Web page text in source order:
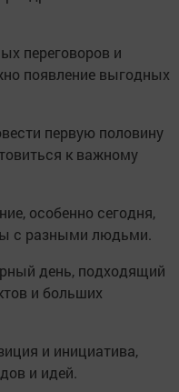
переговоров и
появление выгодных
первую половину
к важному
особенно сегодня,
с разными людьми.
день, подходящий
и больших
и инициатива,
и идей.